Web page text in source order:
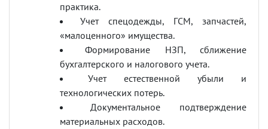
практика.
Учет спецодежды, ГСМ, запчастей,
«малоценного» имущества.
Формирование НЗП, сближение
бухгалтерского и налогового учета.
Учет естественной убыли и
технологических потерь.
Документальное подтверждение
материальных расходов.